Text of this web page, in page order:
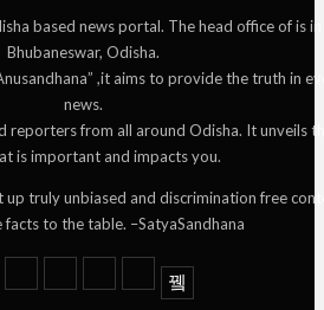
based news portal. The head office of is in
Bhubaneswar, Odisha.
,it aims to provide the truth in
news.
reporters from all around Odisha. It unveils
is important and impacts you.
up truly unbiased and discrimination free
to the table. –SatyaSandhana